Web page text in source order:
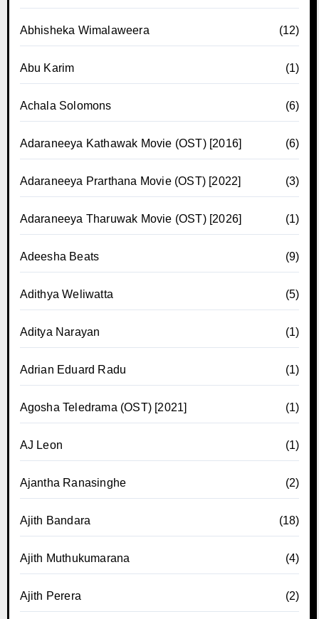
Abhisheka Wimalaweera (12)
Abu Karim (1)
Achala Solomons (6)
Adaraneeya Kathawak Movie (OST) [2016] (6)
Adaraneeya Prarthana Movie (OST) [2022] (3)
Adaraneeya Tharuwak Movie (OST) [2026] (1)
Adeesha Beats (9)
Adithya Weliwatta (5)
Aditya Narayan (1)
Adrian Eduard Radu (1)
Agosha Teledrama (OST) [2021] (1)
AJ Leon (1)
Ajantha Ranasinghe (2)
Ajith Bandara (18)
Ajith Muthukumarana (4)
Ajith Perera (2)